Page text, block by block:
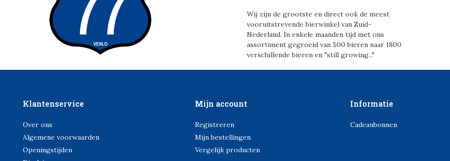
Wij zijn de grootste en direct ook de meest
vooruitstrevende bierwinkel van Zuid-
Nederland. In enkele maanden tijd met ons
assortiment gegroeid van 500 bieren naar 1800
verschillende bieren en "still growing..."
Klantenservice
Over ons
Algemene voorwaarden
Openingstijden
Mijn account
Registreren
Mijn bestellingen
Vergelijk producten
Informatie
Cadeaubonnen